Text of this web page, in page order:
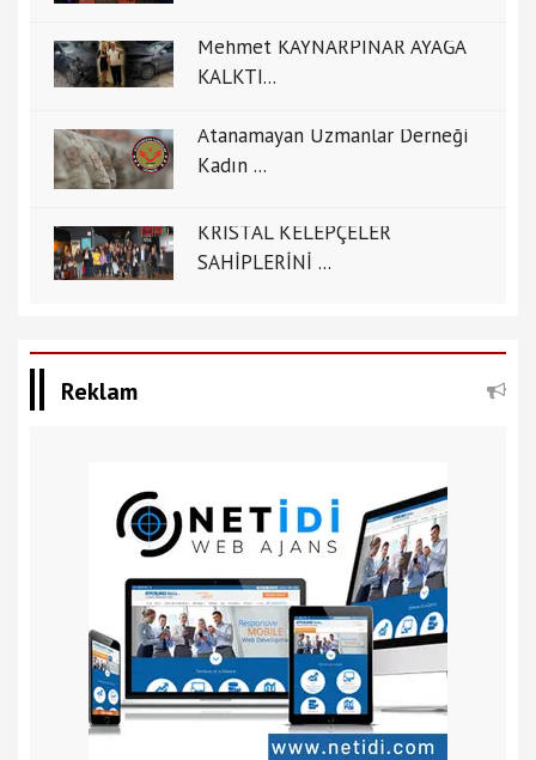
Mehmet KAYNARPINAR AYAĞA
KALKTI...
Atanamayan Uzmanlar Derneği
Kadın ...
KRİSTAL KELEPÇELER
SAHİPLERİNİ ...
Reklam